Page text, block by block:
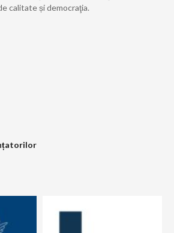
calitate și democraţia.